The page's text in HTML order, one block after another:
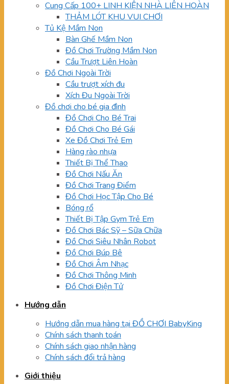
Cung Cấp 100+ LINH KIỆN NHÀ LIÊN HOÀN
THẢM LÓT KHU VUI CHƠI
Tủ Kệ Mầm Non
Bàn Ghế Mầm Non
Đồ Chơi Trường Mầm Non
Cầu Trượt Liên Hoàn
Đồ Chơi Ngoài Trời
Cầu trượt xích đu
Xích Đu Ngoài Trời
Đồ chơi cho bé gia đình
Đồ Chơi Cho Bé Trai
Đồ Chơi Cho Bé Gái
Xe Đồ Chơi Trẻ Em
Hàng rào nhựa
Thiết Bị Thể Thao
Đồ Chơi Nấu Ăn
Đồ Chơi Trang Điểm
Đồ Chơi Học Tập Cho Bé
Bóng rổ
Thiết Bị Tập Gym Trẻ Em
Đồ Chơi Bác Sỹ – Sữa Chữa
Đồ Chơi Siêu Nhân Robot
Đồ Chơi Búp Bê
Đồ Chơi Âm Nhạc
Đồ Chơi Thông Minh
Đồ Chơi Điện Tử
Hướng dẫn
Hướng dẫn mua hàng tại ĐỒ CHƠI BabyKing
Chính sách thanh toán
Chính sách giao nhận hàng
Chính sách đổi trả hàng
Giới thiệu